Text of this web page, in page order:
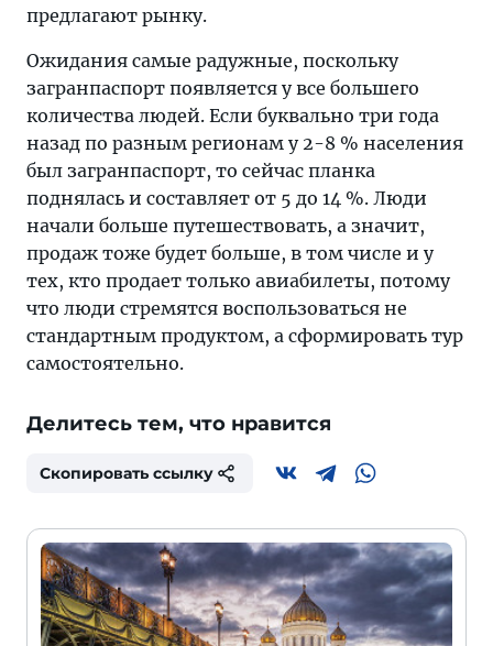
предлагают рынку.
Ожидания самые радужные, поскольку
загранпаспорт появляется у все большего
количества людей. Если буквально три года
назад по разным регионам у 2-8 % населения
был загранпаспорт, то сейчас планка
поднялась и составляет от 5 до 14 %. Люди
начали больше путешествовать, а значит,
продаж тоже будет больше, в том числе и у
тех, кто продает только авиабилеты, потому
что люди стремятся воспользоваться не
стандартным продуктом, а сформировать тур
самостоятельно.
Делитесь тем, что нравится
Скопировать ссылку